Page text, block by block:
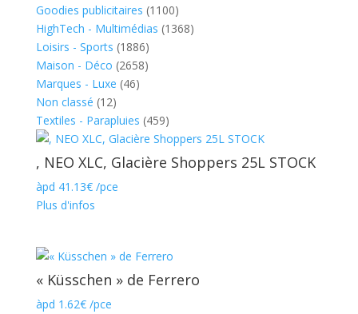
Goodies publicitaires (1100)
HighTech - Multimédias (1368)
Loisirs - Sports (1886)
Maison - Déco (2658)
Marques - Luxe (46)
Non classé (12)
Textiles - Parapluies (459)
, NEO XLC, Glacière Shoppers 25L STOCK
àpd 41.13€/pce
Plus d'infos
« Küsschen » de Ferrero
àpd 1.62€/pce